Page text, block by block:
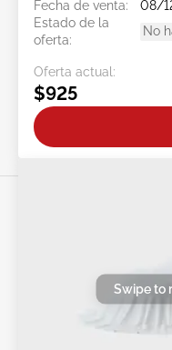
Fecha de venta:
08/
Estado de la
oferta:
No
Oferta actual:
$925
Swipe to